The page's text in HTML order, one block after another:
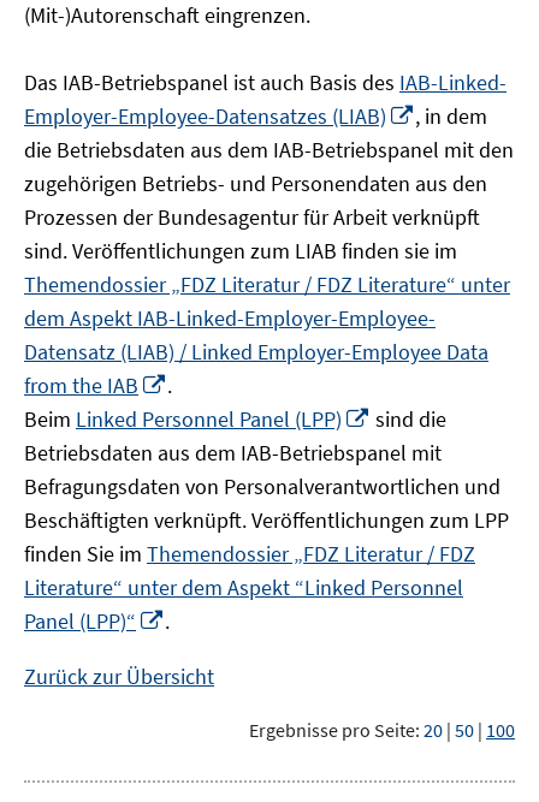
(Mit-)Autorenschaft eingrenzen.
Das IAB-Betriebspanel ist auch Basis des IAB-Linked-
Employer-Employee-Datensatzes (LIAB)
In
neuem
Fenster
öffnen
, in dem
die Betriebsdaten aus dem IAB-Betriebspanel mit den
zugehörigen Betriebs- und Personendaten aus den
Prozessen der Bundesagentur für Arbeit verknüpft
sind. Veröffentlichungen zum LIAB finden sie im
Themendossier „FDZ Literatur / FDZ Literature“ unter
dem Aspekt IAB-Linked-Employer-Employee-
Datensatz (LIAB) / Linked Employer-Employee Data
from the IAB
neuem
Fenster
öffnen
.
Beim Linked Personnel Panel (LPP)
In
neuem
Fenster
öffnen
sind die
Betriebsdaten aus dem IAB-Betriebspanel mit
Befragungsdaten von Personalverantwortlichen und
Beschäftigten verknüpft. Veröffentlichungen zum LPP
finden Sie im Themendossier „FDZ Literatur / FDZ
Literature“ unter dem Aspekt “Linked Personnel
Panel (LPP)“
Fenster
.
Zurück zur Übersicht
Ergebnisse pro Seite: 20 | 50 | 100